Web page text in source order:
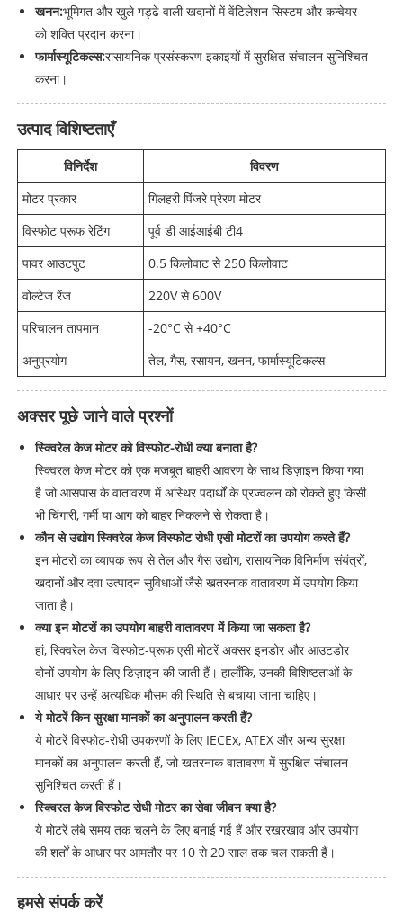
खनन:भूमिगत और खुले गड्ढे वाली खदानों में वेंटिलेशन सिस्टम और कन्वेयर
को शक्ति प्रदान करना।
फार्मास्यूटिकल्स:रासायनिक प्रसंस्करण इकाइयों में सुरक्षित संचालन सुनिश्चित
करना।
उत्पाद विशिष्टताएँ
विनिर्देश
विवरण
मोटर प्रकार
गिलहरी पिंजरे प्रेरण मोटर
विस्फोट प्रूफ रेटिंग
पूर्व डी आईआईबी टी4
पावर आउटपुट
0.5 किलोवाट से 250 किलोवाट
वोल्टेज रेंज
220V से 600V
परिचालन तापमान
-20°C से +40°C
अनुप्रयोग
तेल, गैस, रसायन, खनन, फार्मास्यूटिकल्स
अक्सर पूछे जाने वाले प्रश्नों
स्क्विरेल केज मोटर को विस्फोट-रोधी क्या बनाता है?
स्क्विरल केज मोटर को एक मजबूत बाहरी आवरण के साथ डिज़ाइन किया गया
है जो आसपास के वातावरण में अस्थिर पदार्थों के प्रज्वलन को रोकते हुए किसी
भी चिंगारी, गर्मी या आग को बाहर निकलने से रोकता है।
कौन से उद्योग स्क्विरेल केज विस्फोट रोधी एसी मोटरों का उपयोग करते हैं?
इन मोटरों का व्यापक रूप से तेल और गैस उद्योग, रासायनिक विनिर्माण संयंत्रों,
खदानों और दवा उत्पादन सुविधाओं जैसे खतरनाक वातावरण में उपयोग किया
जाता है।
क्या इन मोटरों का उपयोग बाहरी वातावरण में किया जा सकता है?
हां, स्क्विरेल केज विस्फोट-प्रूफ एसी मोटरें अक्सर इनडोर और आउटडोर
दोनों उपयोग के लिए डिज़ाइन की जाती हैं। हालाँकि, उनकी विशिष्टताओं के
आधार पर उन्हें अत्यधिक मौसम की स्थिति से बचाया जाना चाहिए।
ये मोटरें किन सुरक्षा मानकों का अनुपालन करती हैं?
ये मोटरें विस्फोट-रोधी उपकरणों के लिए IECEx, ATEX और अन्य सुरक्षा
मानकों का अनुपालन करती हैं, जो खतरनाक वातावरण में सुरक्षित संचालन
सुनिश्चित करती हैं।
स्क्विरल केज विस्फोट रोधी मोटर का सेवा जीवन क्या है?
ये मोटरें लंबे समय तक चलने के लिए बनाई गई हैं और रखरखाव और उपयोग
की शर्तों के आधार पर आमतौर पर 10 से 20 साल तक चल सकती हैं।
हमसे संपर्क करें